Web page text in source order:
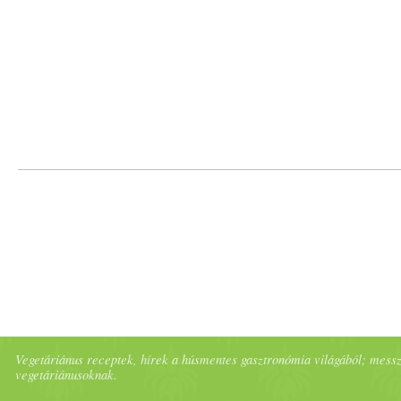
Vegetáriánus receptek, hírek a húsmentes gasztronómia világából;
vegetáriánusoknak.